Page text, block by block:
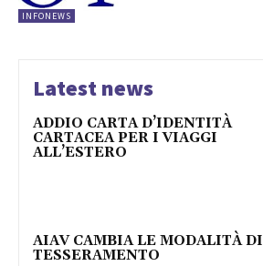
INFONEWS
Latest news
ADDIO CARTA D’IDENTITÀ
CARTACEA PER I VIAGGI
ALL’ESTERO
AIAV CAMBIA LE MODALITÀ DI
TESSERAMENTO